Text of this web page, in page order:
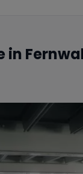
Lamborghini
in